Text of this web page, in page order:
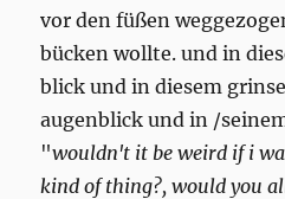
vor den füßen
bücken wollte. und in
blick und in diesem
augenblick und in /
"wouldn't it be weird if i
kind of thing?, would you